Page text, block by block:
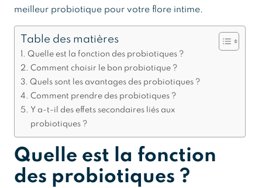
meilleur probiotique pour votre flore intime.
Table des matières
Quelle est la fonction des probiotiques ?
Comment choisir le bon probiotique ?
Quels sont les avantages des probiotiques ?
Comment prendre des probiotiques ?
Y a-t-il des effets secondaires liés aux
probiotiques ?
Quelle est la fonction
des probiotiques ?